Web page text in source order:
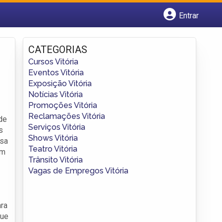
Entrar
Fazer login
Criar conta
CATEGORIAS
Cursos Vitória
Eventos Vitória
Exposição Vitória
Notícias Vitória
Promoções Vitória
Reclamações Vitória
Serviços Vitória
Shows Vitória
Teatro Vitória
Trânsito Vitória
Vagas de Empregos Vitória